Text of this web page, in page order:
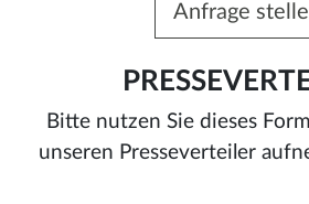
Anfrage
Bitte nutzen Sie dieses
unseren Presseverteiler